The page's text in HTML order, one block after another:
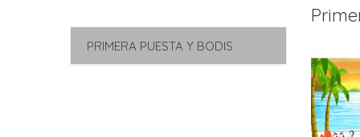
PRIMERA PUESTA Y BODIS